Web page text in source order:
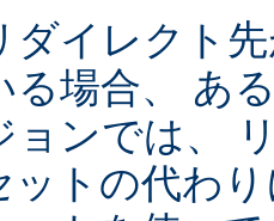
ダイレクト
る場合、 あ
ョンでは、
ットの代わ